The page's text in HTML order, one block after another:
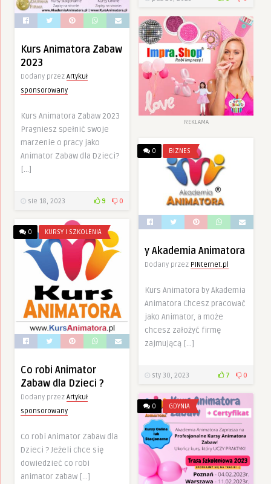
Kurs Animatora Zabaw
2023
Dodany przez Artykuł
sponsorowany
Kurs Animatora Zabaw 2023
Pragniesz spełnić swoje
marzenie o pracy jako
Animator Zabaw dla Dzieci?
[…]
sie 18, 2023 9 0
REKLAMA
0 BIZNES
y Akademia Animatora
Dodany przez PINternet.pl
Kurs Animatora by Akademia
Animatora Chcesz pracować
jako Animator, a może
chcesz założyć firmę
zajmującą […]
sty 30, 2023 7 0
0 KURSY I SZKOLENIA
Co robi Animator
Zabaw dla Dzieci ?
Dodany przez Artykuł
sponsorowany
Co robi Animator Zabaw dla
Dzieci ? Jeżeli chce się
dowiedzieć co robi
animator zabaw […]
0 GDYNIA